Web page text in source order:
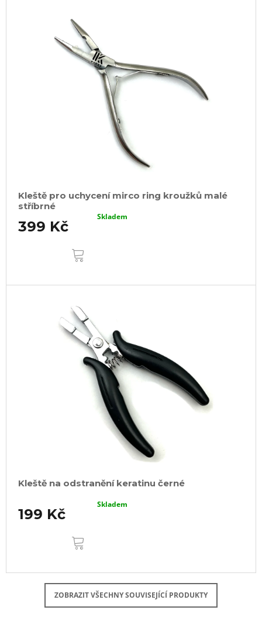
Kleště pro uchycení mirco ring kroužků malé
stříbrné
399 Kč
Skladem
Kleště na odstranění keratinu černé
199 Kč
Skladem
ZOBRAZIT VŠECHNY SOUVISEJÍCÍ PRODUKTY